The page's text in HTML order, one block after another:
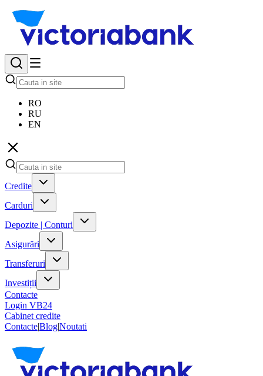
RO
RU
EN
Credite
Carduri
Depozite | Conturi
Asigurări
Transferuri
Investiții
Contacte
Login VB24
Cabinet credite
Contacte|Blog|Noutati